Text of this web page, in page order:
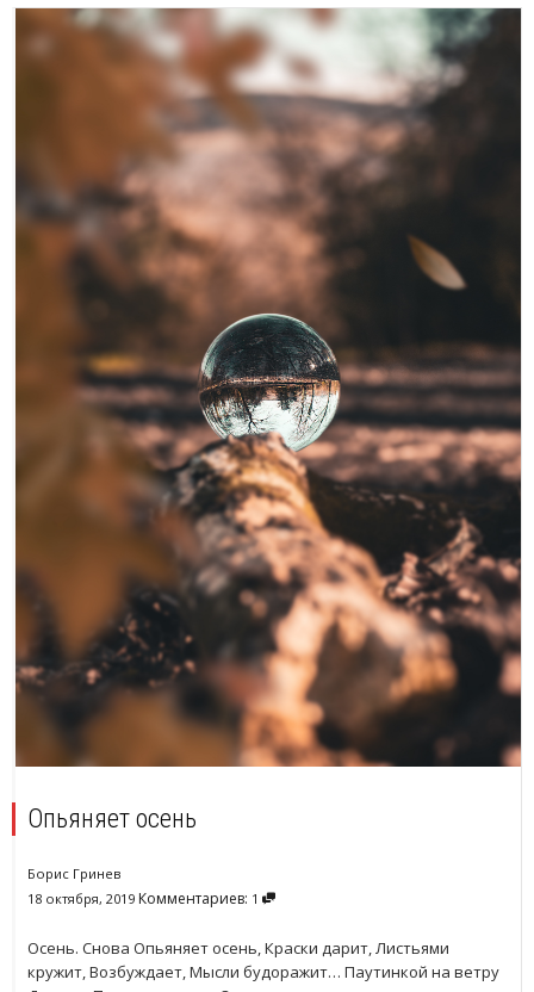
Опьяняет осень
Борис Гринев
18 октября, 2019 Комментариев: 1
Осень. Снова Опьяняет осень, Краски дарит, Листьями
кружит, Возбуждает, Мысли будоражит… Паутинкой на ветру